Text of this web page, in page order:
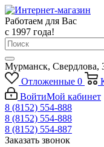
Работаем для Вас
с 1997 года!
Мурманск, Свердлова,
Отложенные 0
ВойтиМой кабинет
8 (8152) 554-888
8 (8152) 554-888
8 (8152) 554-887
Заказать звонок